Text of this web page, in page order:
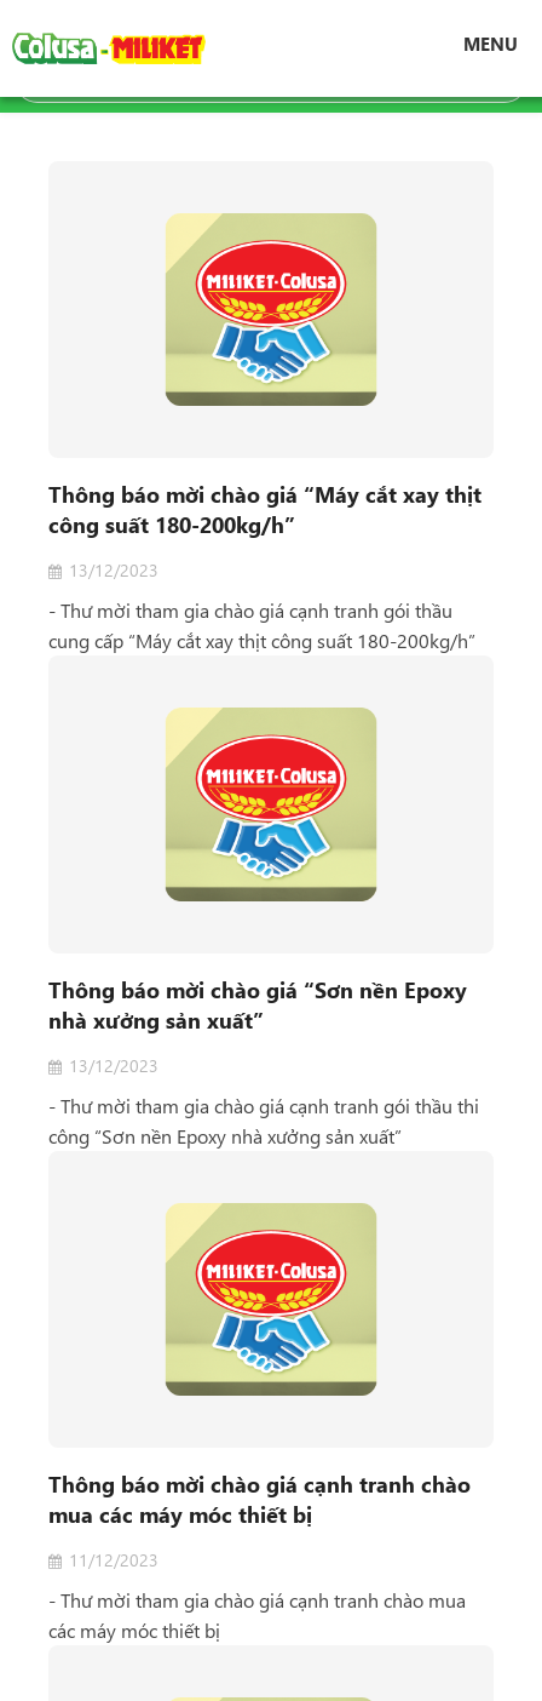
MENU
Trang chủ Tin tức
Thông báo mời chào giá “Máy cắt xay thịt
công suất 180-200kg/h”
13/12/2023
- Thư mời tham gia chào giá cạnh tranh gói thầu
cung cấp “Máy cắt xay thịt công suất 180-200kg/h”
Thông báo mời chào giá “Sơn nền Epoxy
nhà xưởng sản xuất”
13/12/2023
- Thư mời tham gia chào giá cạnh tranh gói thầu thi
công “Sơn nền Epoxy nhà xưởng sản xuất”
Thông báo mời chào giá cạnh tranh chào
mua các máy móc thiết bị
11/12/2023
- Thư mời tham gia chào giá cạnh tranh chào mua
các máy móc thiết bị